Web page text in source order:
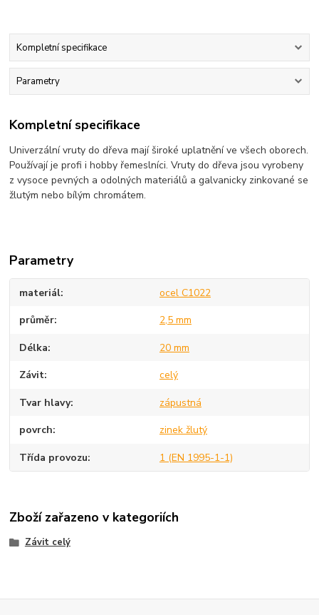
Kompletní specifikace
Parametry
Kompletní specifikace
Univerzální vruty do dřeva mají široké uplatnění ve všech oborech.
Používají je profi i hobby řemeslníci. Vruty do dřeva jsou vyrobeny
z vysoce pevných a odolných materiálů a galvanicky zinkované se
žlutým nebo bílým chromátem.
Parametry
materiál ocel C1022
průměr 2,5 mm
Délka 20 mm
Závit celý
Tvar hlavy zápustná
povrch zinek žlutý
Třída provozu 1 (EN 1995-1-1)
Zboží zařazeno v kategoriích
Závit celý